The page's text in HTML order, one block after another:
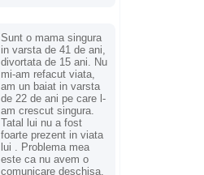
Sunt o mama singura
in varsta de 41 de ani,
divortata de 15 ani. Nu
mi-am refacut viata,
am un baiat in varsta
de 22 de ani pe care l-
am crescut singura.
Tatal lui nu a fost
foarte prezent in viata
lui . Problema mea
este ca nu avem o
comunicare deschisa,